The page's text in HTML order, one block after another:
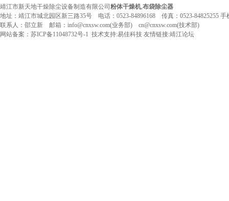
靖江市新天地干燥除尘设备制造有限公司 粉体干燥机,布袋除尘器
地址：靖江市城北园区新三路35号 电话：0523-84896168 传真：0523-84825255 手
联系人：邵立新 邮箱：info@cnxsw.com(业务部) cn@cnxsw.com(技术部)
网站备案： 苏ICP备11048732号-1 技术支持:易佳科技 友情链接:靖江论坛